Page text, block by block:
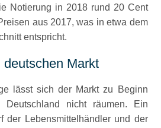
Notierung in 2018 rund 20 Cent
aus 2017, was in etwa dem
entspricht.
deutschen Markt
lässt sich der Markt zu Beginn
nicht räumen. Ein
der Lebensmittelhändler und der